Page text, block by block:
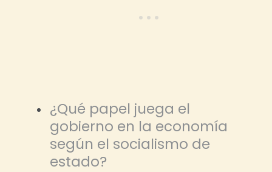
¿Qué papel juega el
gobierno en la economía
según el socialismo de
estado?